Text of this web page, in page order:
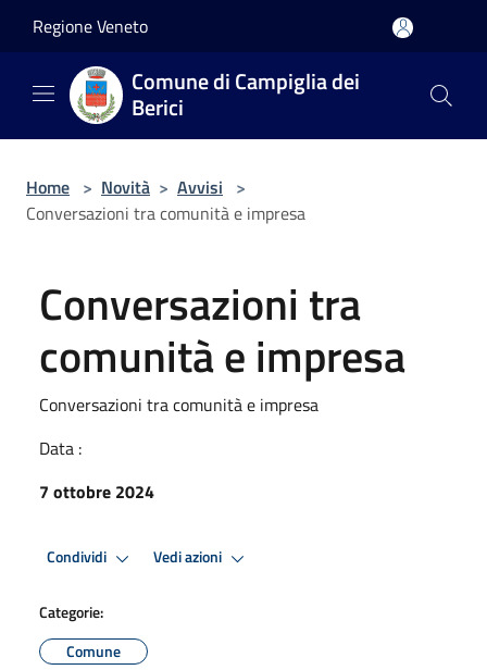
Regione Veneto
Comune di Campiglia dei
Berici
Home > Novità > Avvisi >
Conversazioni tra comunità e impresa
Conversazioni tra
comunità e impresa
Conversazioni tra comunità e impresa
Data :
7 ottobre 2024
Condividi Vedi azioni
Categorie:
Comune